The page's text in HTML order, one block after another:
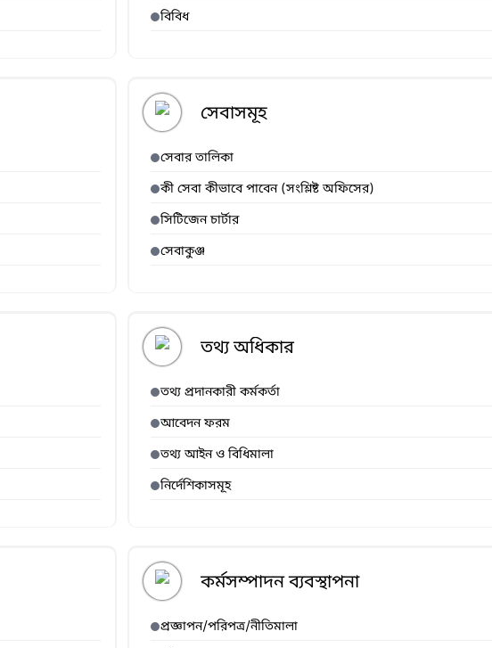
বিবিধ
সেবাসমূহ
সেবার তালিকা
কী সেবা কীভাবে পাবেন (সংশ্লিষ্ট অফিসের)
সিটিজেন চার্টার
সেবাকুঞ্জ
তথ্য অধিকার
তথ্য প্রদানকারী কর্মকর্তা
আবেদন ফরম
তথ্য আইন ও বিধিমালা
নির্দেশিকাসমূহ
কর্মসম্পাদন ব্যবস্থাপনা
প্রজ্ঞাপন/পরিপত্র/নীতিমালা